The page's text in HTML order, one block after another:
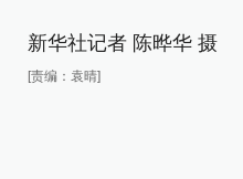
新华社记者 陈晔华 摄
[责编：袁晴]